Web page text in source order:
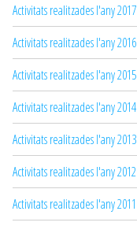
Activitats realitzades l'any 2017
Activitats realitzades l'any 2016
Activitats realitzades l'any 2015
Activitats realitzades l'any 2014
Activitats realitzades l'any 2013
Activitats realitzades l'any 2012
Activitats realitzades l'any 2011